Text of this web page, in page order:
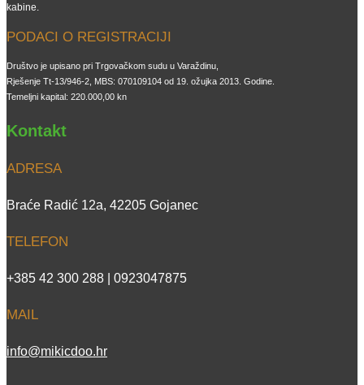
kabine.
PODACI O REGISTRACIJI
Društvo je upisano pri Trgovačkom sudu u Varaždinu,
Rješenje Tt-13/946-2, MBS: 070109104 od 19. ožujka 2013. Godine.
Temeljni kapital: 220.000,00 kn
Kontakt
ADRESA
Braće Radić 12a, 42205 Gojanec
TELEFON
+385 42 300 288 | 0923047875
MAIL
info@mikicdoo.hr